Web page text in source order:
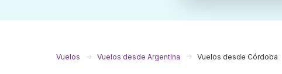
Vuelos Vuelos desde Argentina Vuelos desde Córdoba